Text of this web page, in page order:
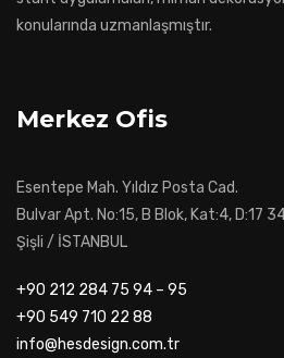
konularında uzmanlaşmıştır.
Merkez Ofis
Esentepe Mah. Yıldız Posta Cad.
Bulvar Apt. No:15, B Blok, Kat:4, D:17
Şişli / İSTANBUL
+90 212 284 75 94 – 95
+90 549 710 22 88
info@hesdesign.com.tr